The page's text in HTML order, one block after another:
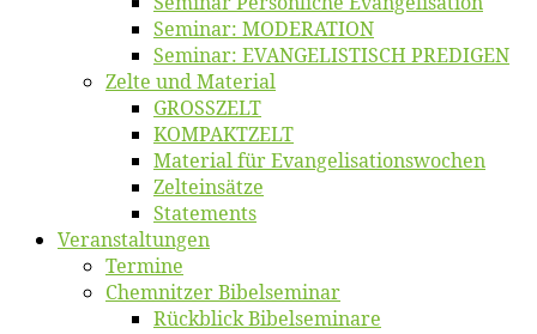
Se­mi­nar: MODERATION
Se­mi­nar: EVANGELISTISCH PREDIGEN
Zel­te und Material
GROSSZELT
KOMPAKTZELT
Ma­te­ri­al für Evangelisationswochen
Zelt­ein­sät­ze
State­ments
Ver­an­stal­tun­gen
Ter­mi­ne
Chemnit­zer Bibelseminar
Rück­blick Bibelseminare